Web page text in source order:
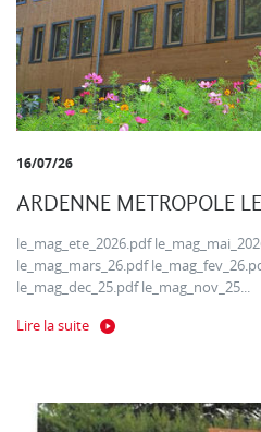
16/07/26
ARDENNE METROPOLE
le_mag_ete_2026.pdf
le_mag_mars_26.pdf
le_mag_dec_25.pdf le_mag_nov_25...
Lire la suite